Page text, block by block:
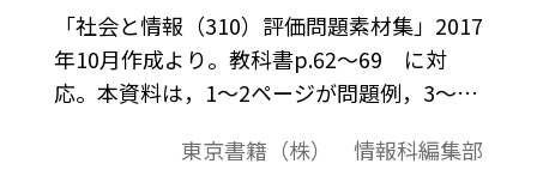
「社会と情報（310）評価問題素材集」2017
年10月作成より。教科書p.62～69 に対
応。本資料は，1～2ページが問題例，3～4
評価問題の素材として，編集加工してご利
東京書籍（株） 情報科編集部